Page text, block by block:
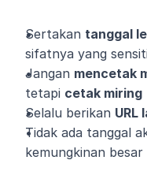
Sertakan tanggal
sifatnya yang
Jangan mencetak
tetapi cetak miring
Selalu berikan URL
Tidak ada tanggal
kemungkinan